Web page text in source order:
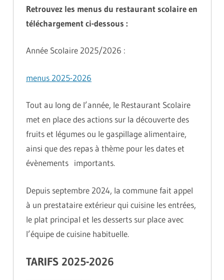
Retrouvez les menus du restaurant scolaire en
téléchargement ci-dessous :
Année Scolaire 2025/2026 :
menus 2025-2026
Tout au long de l’année, le Restaurant Scolaire
met en place des actions sur la découverte des
fruits et légumes ou le gaspillage alimentaire,
ainsi que des repas à thème pour les dates et
évènements importants.
Depuis septembre 2024, la commune fait appel
à un prestataire extérieur qui cuisine les entrées,
le plat principal et les desserts sur place avec
l’équipe de cuisine habituelle.
TARIFS 2025-2026